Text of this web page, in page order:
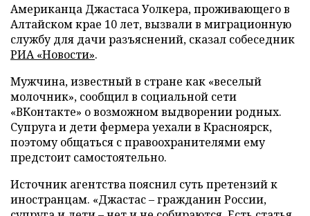
Американца Джастаса Уолкера, проживающего в
Алтайском крае 10 лет, вызвали в миграционную
службу для дачи разъяснений, сказал собеседник
РИА «Новости».
Мужчина, известный в стране как «веселый
молочник», сообщил в социальной сети
«ВКонтакте» о возможном выдворении родных.
Супруга и дети фермера уехали в Красноярск,
поэтому общаться с правоохранителями ему
предстоит самостоятельно.
Источник агентства пояснил суть претензий к
иностранцам. «Джастас – гражданин России,